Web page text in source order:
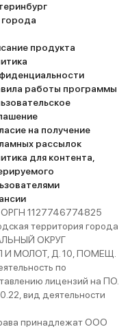
города
продукта
работы программы
на получение
рассылок
для контента,
1127746774825
территория города
ОКРУГ
МОЛОТ, Д. 10, ПОМЕЩ.
по
лицензий на ПО.
вид деятельности
принадлежат ООО